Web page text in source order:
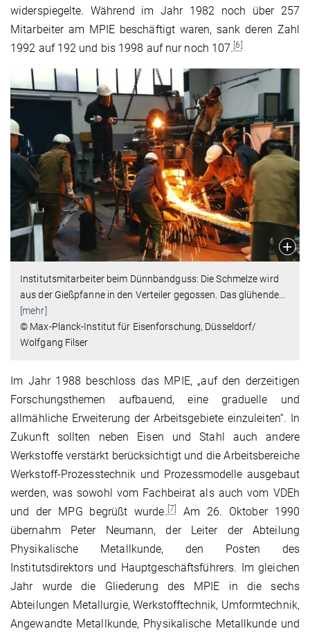
widerspiegelte. Während im Jahr 1982 noch über 257
Mitarbeiter am MPIE beschäftigt waren, sank deren Zahl
1992 auf 192 und bis 1998 auf nur noch 107.[6]
Institutsmitarbeiter beim Dünnbandguss: Die Schmelze wird
aus der Gießpfanne in den Verteiler gegossen. Das glühende…
[mehr]
© Max-Planck-Institut für Eisenforschung, Düsseldorf/
Wolfgang Filser
Im Jahr 1988 beschloss das MPIE, „auf den derzeitigen
Forschungsthemen aufbauend, eine graduelle und
allmähliche Erweiterung der Arbeitsgebiete einzuleiten“. In
Zukunft sollten neben Eisen und Stahl auch andere
Werkstoffe verstärkt berücksichtigt und die Arbeitsbereiche
Werkstoff-Prozesstechnik und Prozessmodelle ausgebaut
werden, was sowohl vom Fachbeirat als auch vom VDEh
und der MPG begrüßt wurde.[7]
Am 26. Oktober 1990
übernahm Peter Neumann, der Leiter der Abteilung
Physikalische Metallkunde, den Posten des
Institutsdirektors und Hauptgeschäftsführers. Im gleichen
Jahr wurde die Gliederung des MPIE in die sechs
Abteilungen Metallurgie, Werkstofftechnik, Umformtechnik,
Angewandte Metallkunde, Physikalische Metallkunde und